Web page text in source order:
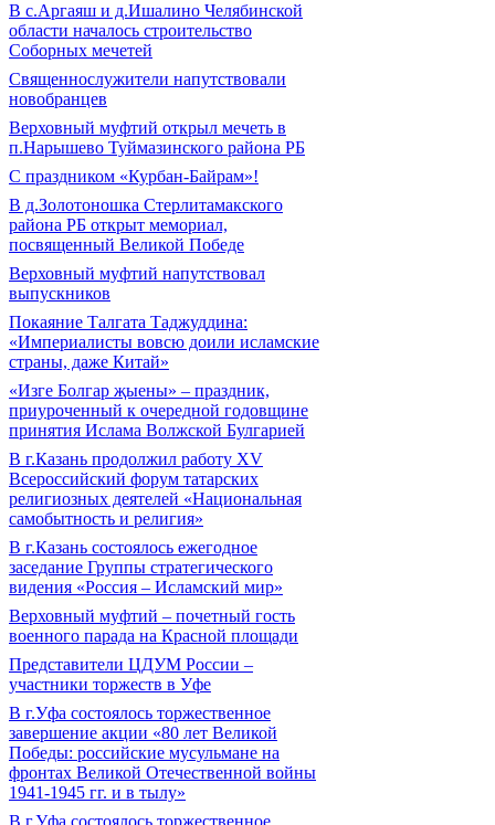
В с.Аргаяш и д.Ишалино Челябинской
области началось строительство
Соборных мечетей
Священнослужители напутствовали
новобранцев
Верховный муфтий открыл мечеть в
п.Нарышево Туймазинского района РБ
С праздником «Курбан-Байрам»!
В д.Золотоношка Стерлитамакского
района РБ открыт мемориал,
посвященный Великой Победе
Верховный муфтий напутствовал
выпускников
Покаяние Талгата Таджуддина:
«Империалисты вовсю доили исламские
страны, даже Китай»
«Изге Болгар җыены» – праздник,
приуроченный к очередной годовщине
принятия Ислама Волжской Булгарией
В г.Казань продолжил работу XV
Всероссийский форум татарских
религиозных деятелей «Национальная
самобытность и религия»
В г.Казань состоялось ежегодное
заседание Группы стратегического
видения «Россия – Исламский мир»
Верховный муфтий – почетный гость
военного парада на Красной площади
Представители ЦДУМ России –
участники торжеств в Уфе
В г.Уфа состоялось торжественное
завершение акции «80 лет Великой
Победы: российские мусульмане на
фронтах Великой Отечественной войны
1941-1945 гг. и в тылу»
В г.Уфа состоялось торжественное